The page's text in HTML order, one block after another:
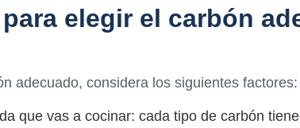
elegir el carbón
adecuado, considera los siguientes factores:
que vas a cocinar: cada tipo de carbón